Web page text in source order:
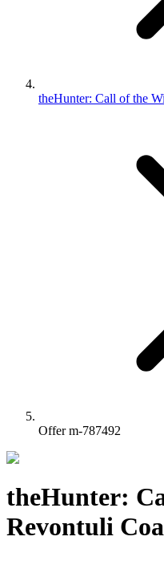
theHunter: Call of the
Offer m-787492
theHunter:
Revontuli